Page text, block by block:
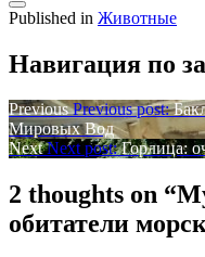
Published in Животные
Навигация по
Previous Previous post:
Мировых Вод
Next Next post: Горлица:
2 thoughts on “
обитатели